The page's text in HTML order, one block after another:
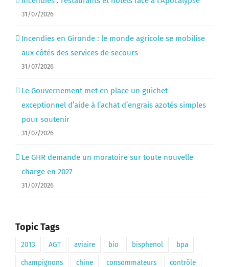
31/07/2026
Incendies en Gironde : le monde agricole se mobilise
aux côtés des services de secours
31/07/2026
Le Gouvernement met en place un guichet
exceptionnel d’aide à l’achat d’engrais azotés simples
pour soutenir
31/07/2026
Le GHR demande un moratoire sur toute nouvelle
charge en 2027
31/07/2026
Topic Tags
2013 AGT aviaire bio bisphenol bpa
champignons chine consommateurs contrôle